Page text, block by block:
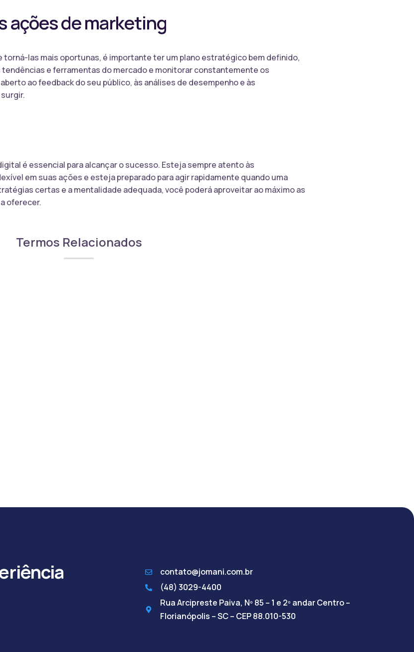
ações de marketing
torná-las mais oportunas, é importante ter um plano estratégico bem definido,
e ferramentas do mercado e monitorar constantemente os
ao feedback do seu público, às análises de desempenho e às
é essencial para alcançar o sucesso. Esteja sempre atento às
em suas ações e esteja preparado para agir rapidamente quando uma
certas e a mentalidade adequada, você poderá aproveitar ao máximo as
oferecer.
Termos Relacionados
contato@jomani.com.br
(48) 3029-4400
Rua Arcipreste Paiva, Nº 85 – 1 e 2º andar Centro –
Florianópolis – SC – CEP 88.010-530